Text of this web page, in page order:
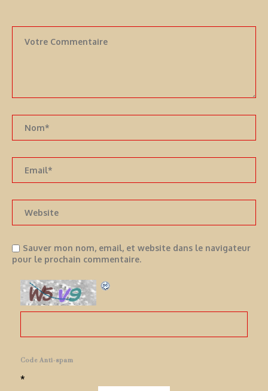
Sauver mon nom, email, et website dans le navigateur
pour le prochain commentaire.
Code Anti-spam
*